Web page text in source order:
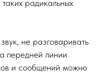
радикальных
не разговаривать
передней линии
и сообщений можно